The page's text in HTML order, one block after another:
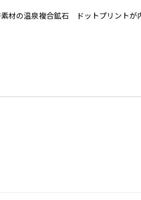
素材の温泉複合鉱石 ドットプリント